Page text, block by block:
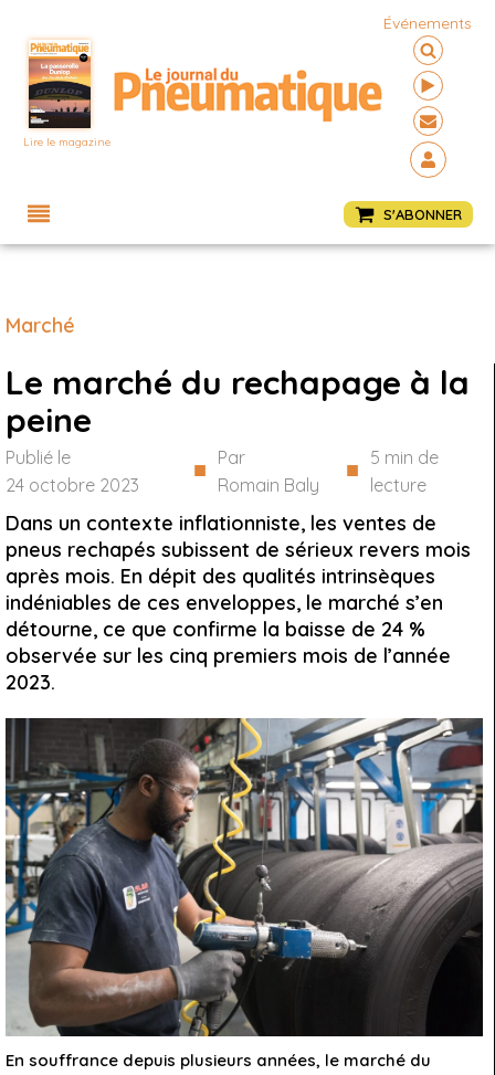
Lire le magazine
Événements
S'ABONNER
Marché
Le marché du rechapage à la
peine
Publié le
24 octobre 2023
■ Par
Romain Baly
■ 5 min de
lecture
Dans un contexte inflationniste, les ventes de
pneus rechapés subissent de sérieux revers mois
après mois. En dépit des qualités intrinsèques
indéniables de ces enveloppes, le marché s’en
détourne, ce que confirme la baisse de 24 %
observée sur les cinq premiers mois de l’année
2023.
En souffrance depuis plusieurs années, le marché du